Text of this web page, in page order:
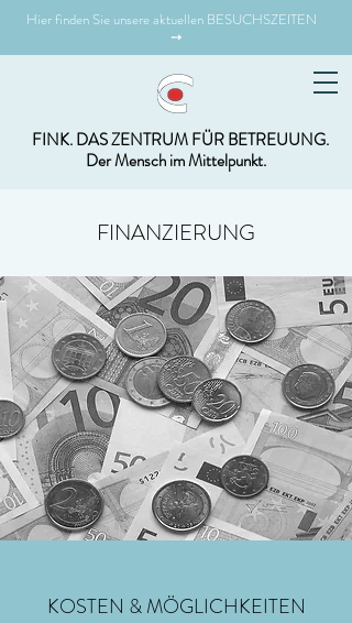
FINK. DAS ZENTRUM FÜR BETREUUNG.
Der Mensch im Mittelpunkt.
Hier finden Sie unsere aktuellen BESUCHSZEITEN
➙
FINANZIERUNG
KOSTEN & MÖGLICHKEITEN